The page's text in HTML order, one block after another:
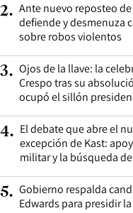
2. Ante nuevo reposteo de
defiende y desmenuza
sobre robos violentos
3. Ojos de la llave: la
Crespo tras su
ocupó el sillón
4. El debate que abre el
excepción de Kast:
militar y la búsqueda
5. Gobierno respalda
Edwards para presidir